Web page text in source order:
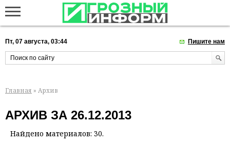
Пт, 07 августа, 03:44 Пишите нам
Главная » Архив
АРХИВ ЗА 26.12.2013
Найдено материалов: 30.